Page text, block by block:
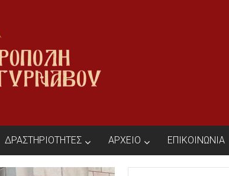
ΔΡΑΣΤΗΡΙΟΤΗΤΕΣ ΑΡΧΕΙΟ ΕΠΙΚΟΙΝΩΝΙΑ